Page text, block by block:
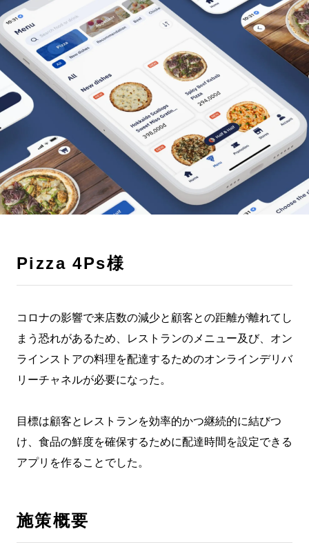
Pizza 4Ps様
コロナの影響で来店数の減少と顧客との距離が離れてし
まう恐れがあるため、レストランのメニュー及び、オン
ラインストアの料理を配達するためのオンラインデリバ
リーチャネルが必要になった。
目標は顧客とレストランを効率的かつ継続的に結びつ
け、食品の鮮度を確保するために配達時間を設定できる
アプリを作ることでした。
施策概要